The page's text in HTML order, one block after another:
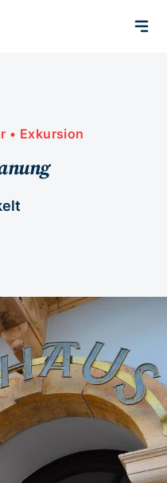
• Exkursion